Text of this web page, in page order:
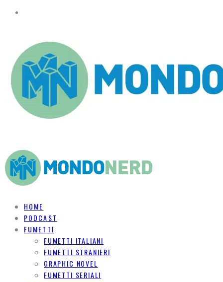
HOME
PODCAST
FUMETTI
FUMETTI ITALIANI
FUMETTI STRANIERI
GRAPHIC NOVEL
FUMETTI SERIALI